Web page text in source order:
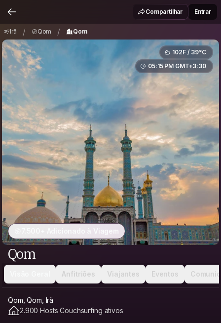
Compartilhar Entrar
Irã / Qom / Qom
102F / 39°C
05:15 PM GMT+3:30
7.500+ Adicionado à Viagem
Qom
Anfitriões Viajantes Eventos
Qom, Qom, Irã
2.900 Hosts Couchsurfing ativos